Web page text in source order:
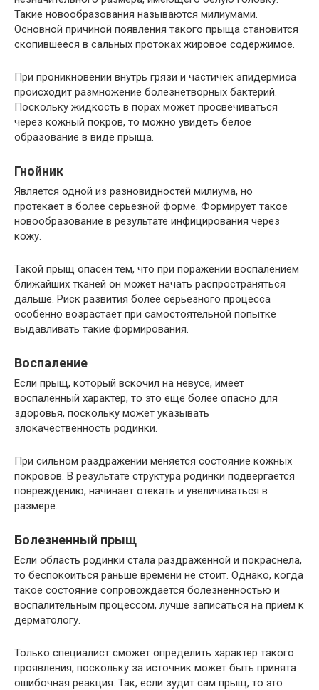
Такие новообразования называются милиумами.
Основной причиной появления такого прыща становится
скопившееся в сальных протоках жировое содержимое.
При проникновении внутрь грязи и частичек эпидермиса
происходит размножение болезнетворных бактерий.
Поскольку жидкость в порах может просвечиваться
через кожный покров, то можно увидеть белое
образование в виде прыща.
Гнойник
Является одной из разновидностей милиума, но
протекает в более серьезной форме. Формирует такое
новообразование в результате инфицирования через
кожу.
Такой прыщ опасен тем, что при поражении воспалением
ближайших тканей он может начать распространяться
дальше. Риск развития более серьезного процесса
особенно возрастает при самостоятельной попытке
выдавливать такие формирования.
Воспаление
Если прыщ, который вскочил на невусе, имеет
воспаленный характер, то это еще более опасно для
здоровья, поскольку может указывать
злокачественность родинки.
При сильном раздражении меняется состояние кожных
покровов. В результате структура родинки подвергается
повреждению, начинает отекать и увеличиваться в
размере.
Болезненный прыщ
Если область родинки стала раздраженной и покраснела,
то беспокоиться раньше времени не стоит. Однако, когда
такое состояние сопровождается болезненностью и
воспалительным процессом, лучше записаться на прием к
дерматологу.
Только специалист сможет определить характер такого
проявления, поскольку за источник может быть принята
ошибочная реакция. Так, если зудит сам прыщ, то это